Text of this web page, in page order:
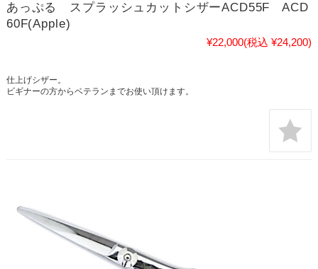
あっぷる スプラッシュカットシザーACD55F ACD
60F(Apple)
¥22,000(税込 ¥24,200)
仕上げシザー。
ビギナーの方からベテランまでお使い頂けます。